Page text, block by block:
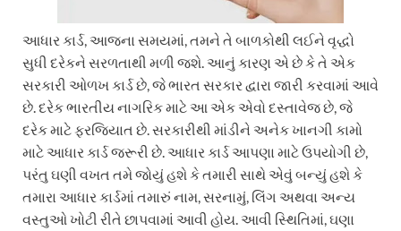
આધાર કાર્ડ, આજના સમયમાં, તમને તે બાળકોથી લઈને વૃદ્ધો
સુધી દરેકને સરળતાથી મળી જશે. આનું કારણ એ છે કે તે એક
સરકારી ઓળખ કાર્ડ છે, જે ભારત સરકાર દ્વારા જારી કરવામાં આવે
છે. દરેક ભારતીય નાગરિક માટે આ એક એવો દસ્તાવેજ છે, જે
દરેક માટે ફરજિયાત છે. સરકારીથી માંડીને અનેક ખાનગી કામો
માટે આધાર કાર્ડ જરૂરી છે. આધાર કાર્ડ આપણા માટે ઉપયોગી છે,
પરંતુ ઘણી વખત તમે જોયું હશે કે તમારી સાથે એવું બન્યું હશે કે
તમારા આધાર કાર્ડમાં તમારું નામ, સરનામું, લિંગ અથવા અન્ય
વસ્તુઓ ખોટી રીતે છાપવામાં આવી હોય. આવી સ્થિતિમાં, ઘણા